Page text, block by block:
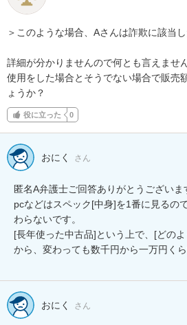
＞このような場合、Aさんは詐欺に該当
詳細が分かりませんので何とも言えませ
使用をした場合とそうでない場合で販売
ょうか？
役に立った 0
おにく さん
匿名A弁護士ご回答ありがとうございま
pcなどはスペック[中身]を1番に見るの
わらないです。
[長年使った中古品]という上で、[どの
おにく さん